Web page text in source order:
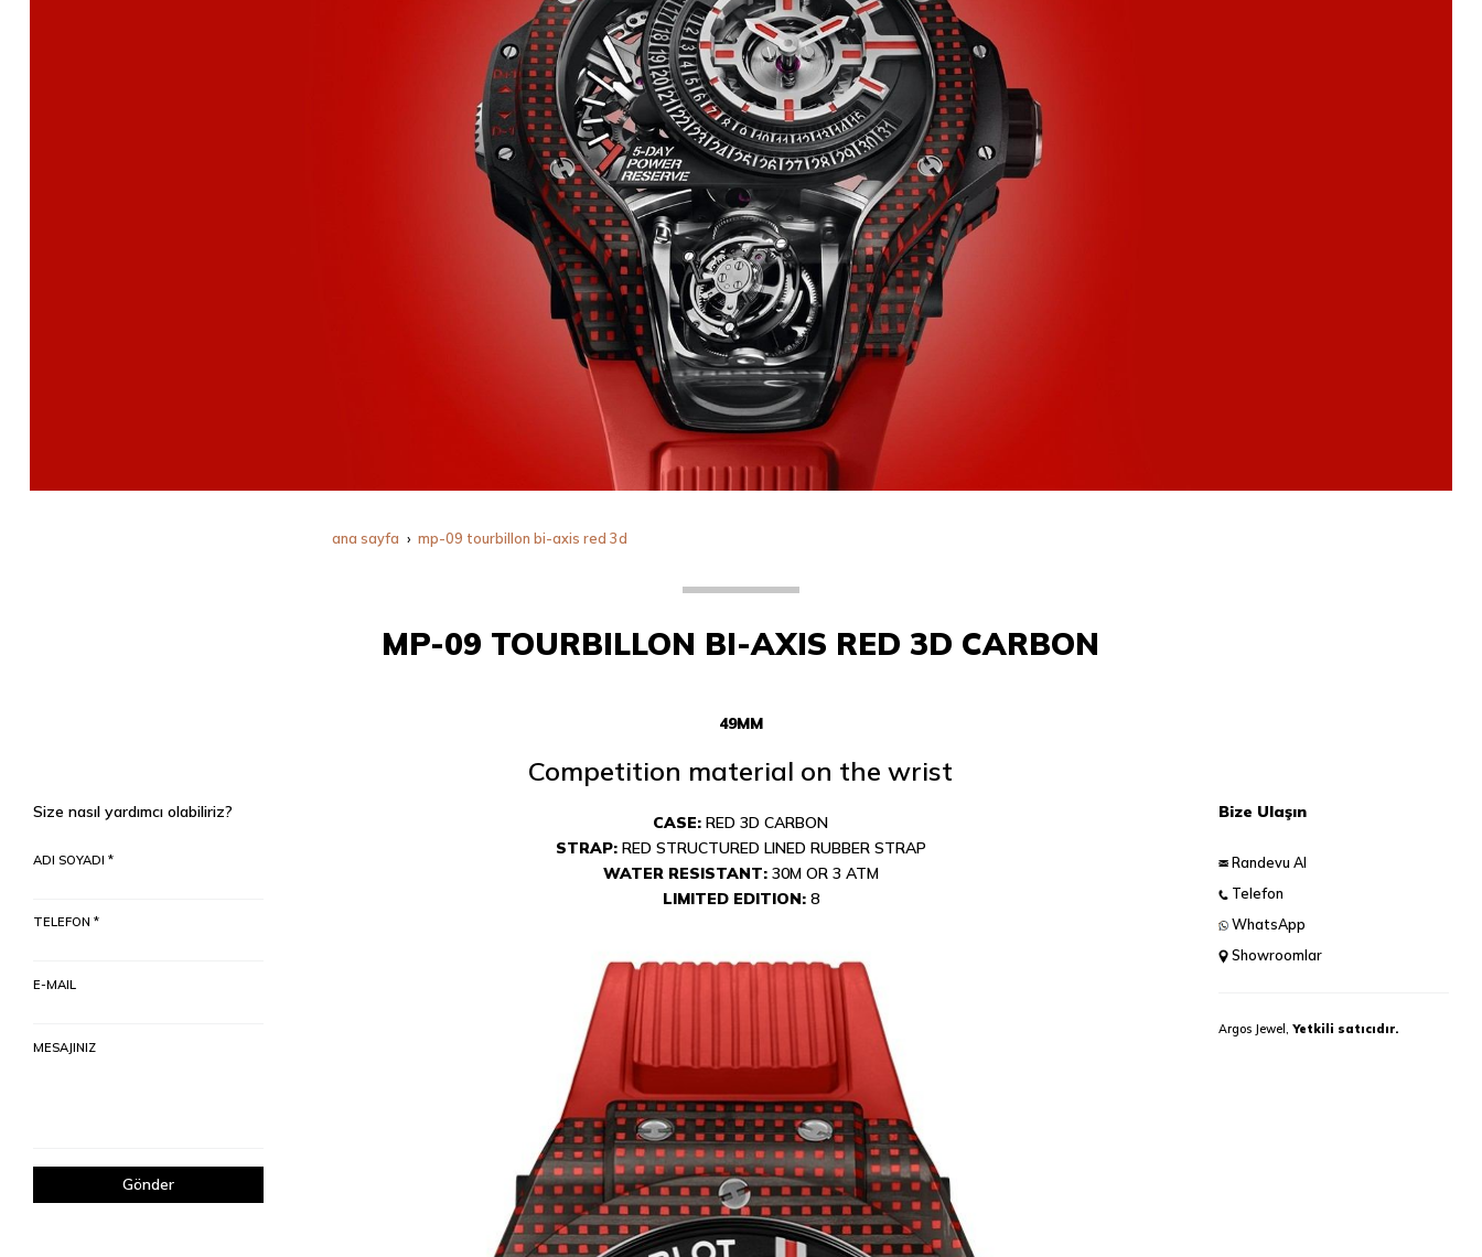
ana sayfa mp-09 tourbillon bi-axis red 3d
MP-09 TOURBILLON BI-AXIS RED 3D CARBON
49MM
Competition material on the wrist
CASE:RED 3D CARBON
STRAP:RED STRUCTURED LINED RUBBER STRAP
WATER RESISTANT:30M OR 3 ATM
LIMITED EDITION:8
Size nasıl yardımcı olabiliriz?
ADI SOYADI *
TELEFON *
E-MAIL
MESAJINIZ
Gönder
Bize Ulaşın
Randevu Al
Telefon
WhatsApp
Showroomlar
Argos Jewel,Yetkili satıcıdır.